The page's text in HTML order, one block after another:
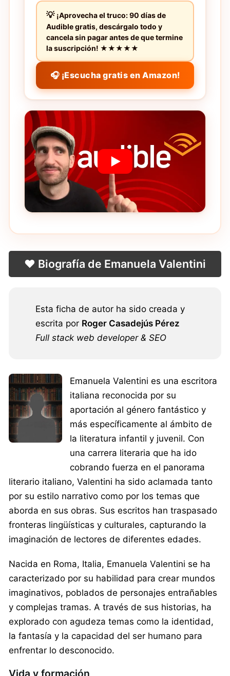
¡Aprovecha el truco: 90 días de
Audible gratis, descárgalo todo y
cancela sin pagar antes de que termine
la suscripción! ★★★★★
🎧 ¡Escucha gratis en Amazon!
❤️ Biografía de Emanuela Valentini
Esta ficha de autor ha sido creada y
escrita por Roger Casadejús Pérez
Full stack web developer & SEO
Emanuela Valentini es una escritora
italiana reconocida por su
aportación al género fantástico y
más específicamente al ámbito de
la literatura infantil y juvenil. Con
una carrera literaria que ha ido
cobrando fuerza en el panorama
literario italiano, Valentini ha sido aclamada tanto
por su estilo narrativo como por los temas que
aborda en sus obras. Sus escritos han traspasado
fronteras lingüísticas y culturales, capturando la
imaginación de lectores de diferentes edades.
Nacida en Roma, Italia, Emanuela Valentini se ha
caracterizado por su habilidad para crear mundos
imaginativos, poblados de personajes entrañables
y complejas tramas. A través de sus historias, ha
explorado con agudeza temas como la identidad,
la fantasía y la capacidad del ser humano para
enfrentar lo desconocido.
Vida y formación